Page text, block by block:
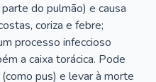
do pulmão) e causa
coriza e febre;
processo infeccioso
a caixa torácica. Pode
pus) e levar à morte